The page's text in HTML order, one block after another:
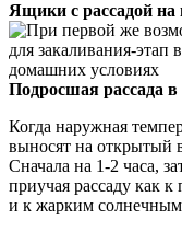
Ящики с рассадой на
Подросшая рассада
Когда наружная
выносят на открытый
Сначала на 1-2 часа,
приучая рассаду как
и к жарким